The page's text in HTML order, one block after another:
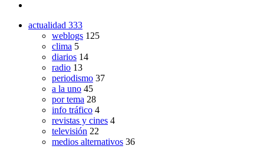
actualidad 333
weblogs 125
clima 5
diarios 14
radio 13
periodismo 37
a la uno 45
por tema 28
info tráfico 4
revistas y cines 4
televisión 22
medios alternativos 36